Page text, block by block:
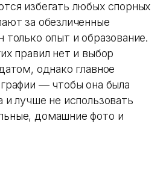
избегать любых спорных
за обезличенные
опыт и образование.
правил нет и выбор
однако главное
— чтобы она была
и лучше не использовать
домашние фото и